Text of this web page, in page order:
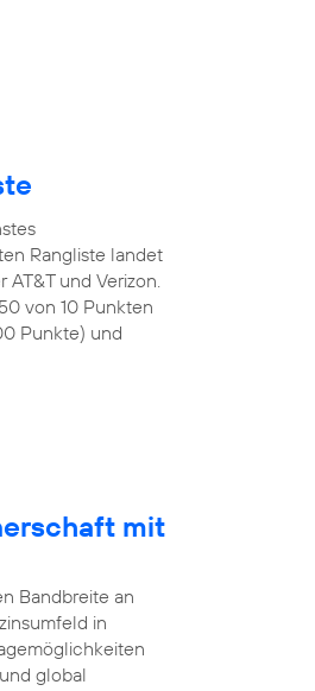
Rangliste landet
und Verizon.
von 10 Punkten
Punkte) und
mit
Bandbreite an
in
global